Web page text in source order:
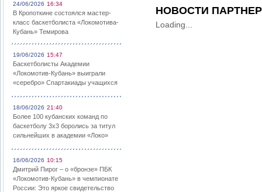
24/06/2026 16:34
В Кропоткине состоялся мастер-
класс баскетболиста «Локомотива-
Кубань» Темирова
19/06/2026 15:47
Баскетболисты Академии
«Локомотив-Кубань» выиграли
«серебро» Спартакиады учащихся
18/06/2026 21:40
Более 100 кубанских команд по
баскетболу 3х3 боролись за титул
сильнейших в академии «Локо»
16/06/2026 10:15
Дмитрий Пирог – о «бронзе» ПБК
«Локомотив-Кубань» в чемпионате
России: Это яркое свидетельство
НОВОСТИ
Loading...